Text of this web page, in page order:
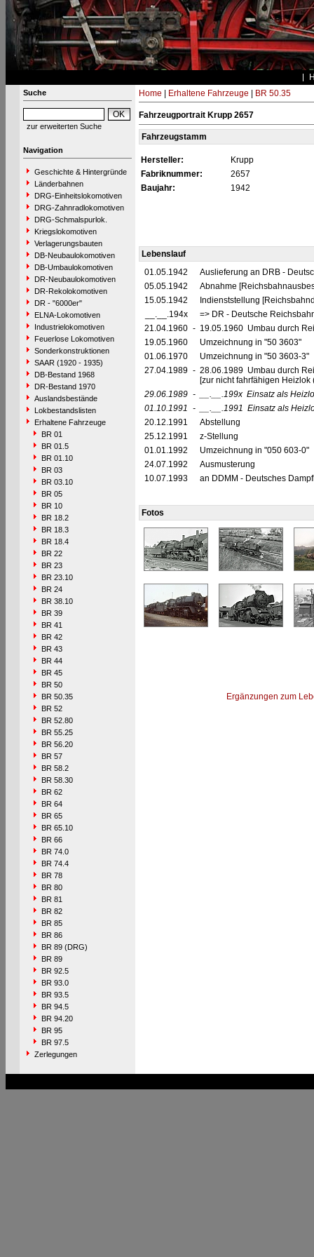
Suche
zur erweiterten Suche
Navigation
Geschichte & Hintergründe
Länderbahnen
DRG-Einheitslokomotiven
DRG-Zahnradlokomotiven
DRG-Schmalspurlok.
Kriegslokomotiven
Verlagerungsbauten
DB-Neubaulokomotiven
DB-Umbaulokomotiven
DR-Neubaulokomotiven
DR-Rekolokomotiven
DR - "6000er"
ELNA-Lokomotiven
Industrielokomotiven
Feuerlose Lokomotiven
Sonderkonstruktionen
SAAR (1920 - 1935)
DB-Bestand 1968
DR-Bestand 1970
Auslandsbestände
Lokbestandslisten
Erhaltene Fahrzeuge
BR 01
BR 01.5
BR 01.10
BR 03
BR 03.10
BR 05
BR 10
BR 18.2
BR 18.3
BR 18.4
BR 22
BR 23
BR 23.10
BR 24
BR 38.10
BR 39
BR 41
BR 42
BR 43
BR 44
BR 45
BR 50
BR 50.35
BR 52
BR 52.80
BR 55.25
BR 56.20
BR 57
BR 58.2
BR 58.30
BR 62
BR 64
BR 65
BR 65.10
BR 66
BR 74.0
BR 74.4
BR 78
BR 80
BR 81
BR 82
BR 85
BR 86
BR 89 (DRG)
BR 89
BR 92.5
BR 93.0
BR 93.5
BR 94.5
BR 94.20
BR 95
BR 97.5
Zerlegungen
Home Erhaltene Fahrzeuge BR 50.35
Fahrzeugportrait Krupp 2657
Fahrzeugstamm
Hersteller:
Krupp
Fabriknummer:
2657
Baujahr:
1942
Lebenslauf
01.05.1942
Auslieferung an DRB -
05.05.1942
Abnahme
15.05.1942
Indienststellung
__.__.194x
=> DR - Deutsche
21.04.1960 - 19.05.1960 Umbau durch
19.05.1960
Umzeichnung in "50 3603"
01.06.1970
Umzeichnung in "50 3603-3"
27.04.1989 - 28.06.1989 Umbau durch
[zur nicht fahrfähigen
29.06.1989 - __.__.199x Einsatz als
01.10.1991 - __.__.1991 Einsatz als
20.12.1991
Abstellung
25.12.1991
z-Stellung
01.01.1992
Umzeichnung in "050 603-0"
24.07.1992
Ausmusterung
10.07.1993
an DDMM - Deutsches
Fotos
Ergänzungen zum